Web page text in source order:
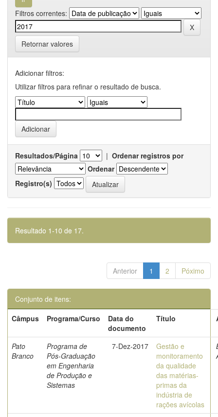
Filtros correntes:
Retornar valores
Adicionar filtros:
Utilizar filtros para refinar o resultado de busca.
Resultados/Página | Ordenar registros por
Ordenar
Registro(s)
Resultado 1-10 de 17.
Anterior 1 2 Póximo
Conjunto de itens:
Câmpus
Programa/Curso
Data do
documento
Título
Pato
Branco
Programa de
Pós-Graduação
em Engenharia
de Produção e
Sistemas
7-Dez-2017
Gestão e
monitoramento
da qualidade
das matérias-
primas da
indústria de
rações avícolas